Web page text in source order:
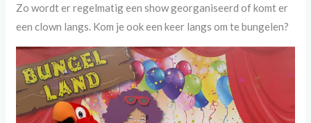
Zo wordt er regelmatig een show georganiseerd of komt er
een clown langs. Kom je ook een keer langs om te bungelen?